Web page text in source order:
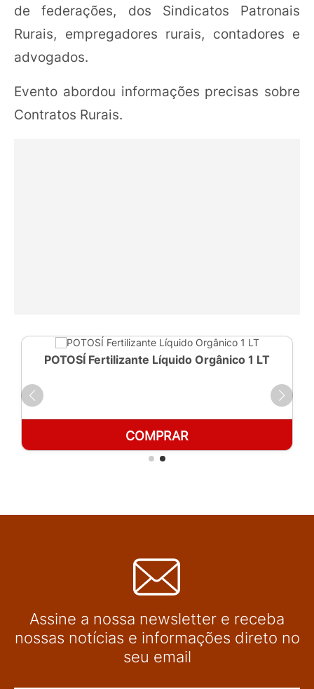
de federações, dos Sindicatos Patronais
Rurais, empregadores rurais, contadores e
advogados.
Evento abordou informações precisas sobre
Contratos Rurais.
POTOSÍ Fertilizante Líquido Orgânico 1 LT
COMPRAR
Assine a nossa newsletter e receba
nossas notícias e informações direto no
seu email